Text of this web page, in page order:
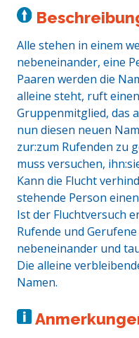
Alle stehen in einem
nebeneinander, eine
Paaren werden die
alleine steht, ruft
Gruppenmitglied, das
nun diesen neuen
zur:zum Rufenden zu
muss versuchen,
Kann die Flucht
stehende Person
Ist der Fluchtversuch
Rufende und
nebeneinander und
Die alleine
Namen.